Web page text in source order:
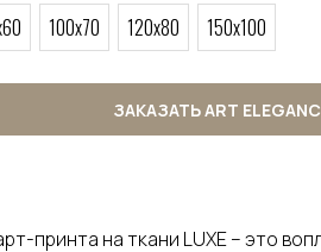
100x70 120x80 150x100
ЗАКАЗАТЬ ART
принта на ткани LUXE – это